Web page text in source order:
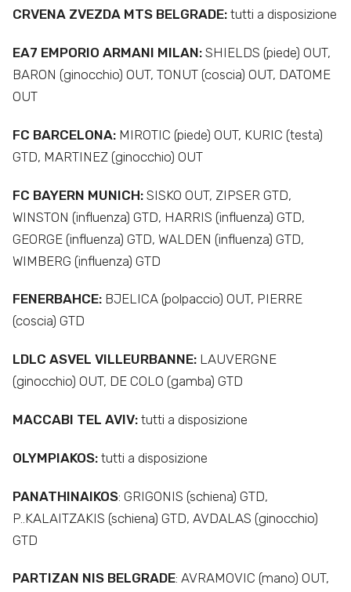
CRVENA ZVEZDA MTS BELGRADE: tutti a disposizione
EA7 EMPORIO ARMANI MILAN: SHIELDS (piede) OUT,
BARON (ginocchio) OUT, TONUT (coscia) OUT, DATOME
OUT
FC BARCELONA: MIROTIC (piede) OUT, KURIC (testa)
GTD, MARTINEZ (ginocchio) OUT
FC BAYERN MUNICH: SISKO OUT, ZIPSER GTD,
WINSTON (influenza) GTD, HARRIS (influenza) GTD,
GEORGE (influenza) GTD, WALDEN (influenza) GTD,
WIMBERG (influenza) GTD
FENERBAHCE: BJELICA (polpaccio) OUT, PIERRE
(coscia) GTD
LDLC ASVEL VILLEURBANNE: LAUVERGNE
(ginocchio) OUT, DE COLO (gamba) GTD
MACCABI TEL AVIV: tutti a disposizione
OLYMPIAKOS: tutti a disposizione
PANATHINAIKOS: GRIGONIS (schiena) GTD,
P..KALAITZAKIS (schiena) GTD, AVDALAS (ginocchio)
GTD
PARTIZAN NIS BELGRADE: AVRAMOVIC (mano) OUT,